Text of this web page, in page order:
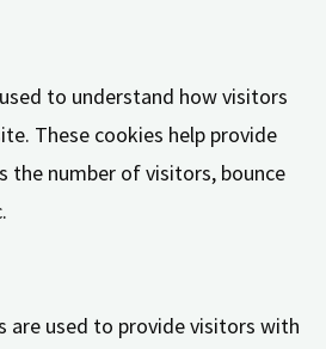
to understand how visitors
These cookies help provide
the number of visitors, bounce
are used to provide visitors with